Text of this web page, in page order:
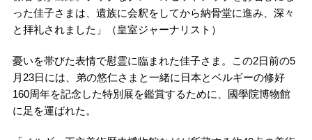
った佳子さまは、遺族に会釈をしてから納骨堂に進み、深々
と拝礼されました」（皇室ジャーナリスト）
憂いを帯びた表情で慰霊に臨まれた佳子さま。この2日前の5
月23日には、弟の悠仁さまと一緒に日本とベルギーの修好
160周年を記念した特別展を鑑賞するために、國學院博物館
に足を運ばれた。